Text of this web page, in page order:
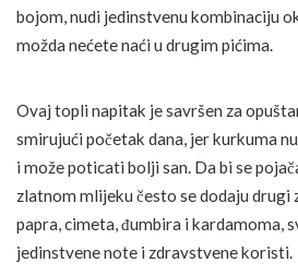
bojom, nudi jedinstvenu kombinaciju
možda nećete naći u drugim pićima.
Ovaj topli napitak je savršen za
smirujući početak dana, jer kurkuma
i može poticati bolji san. Da bi se
zlatnom mlijeku često se dodaju drugi
papra, cimeta, đumbira i kardamoma,
jedinstvene note i zdravstvene koristi.